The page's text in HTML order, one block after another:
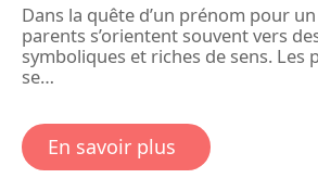
Dans la quête d’un prénom pour
parents s’orientent souvent vers
symboliques et riches de sens. Les
se…
En savoir plus